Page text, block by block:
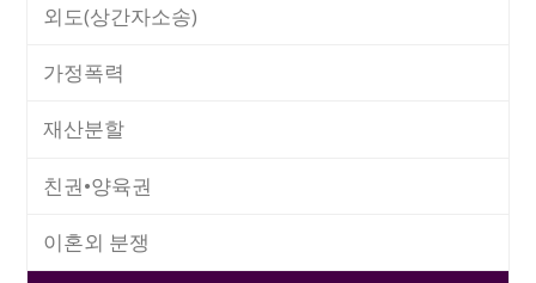
외도(상간자소송)
가정폭력
재산분할
친권•양육권
이혼외 분쟁